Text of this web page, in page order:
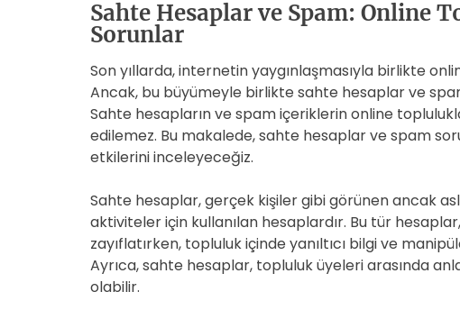
Sahte Hesaplar ve Spam: Online
Sorunlar
Son yıllarda, internetin yaygınlaşmasıyla birlikte
Ancak, bu büyümeyle birlikte sahte hesaplar ve
Sahte hesapların ve spam içeriklerin online
edilemez. Bu makalede, sahte hesaplar ve spam
etkilerini inceleyeceğiz.
Sahte hesaplar, gerçek kişiler gibi görünen ancak
aktiviteler için kullanılan hesaplardır. Bu tür
zayıflatırken, topluluk içinde yanıltıcı bilgi ve
Ayrıca, sahte hesaplar, topluluk üyeleri arasında
olabilir.